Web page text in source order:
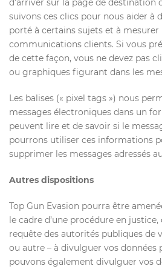
d’arriver sur la page de destination
suivons ces clics pour nous aider à
porté à certains sujets et à mesurer
communications clients. Si vous
de cette façon, vous ne devez pas
ou graphiques figurant dans les
Les balises (« pixel tags ») nous
messages électroniques dans un
peuvent lire et de savoir si le
pourrons utiliser ces informations
supprimer les messages adressés
Autres dispositions
Top Gun Evasion pourra être
le cadre d’une procédure en justice,
requête des autorités publiques de
ou autre – à divulguer vos données
pouvons également divulguer vos